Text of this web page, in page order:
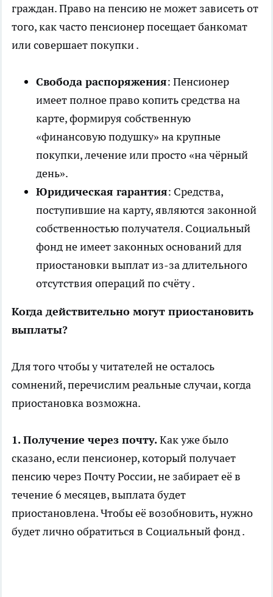
граждан. Право на пенсию не может зависеть от
того, как часто пенсионер посещает банкомат
или совершает покупки .
Свобода распоряжения: Пенсионер
имеет полное право копить средства на
карте, формируя собственную
«финансовую подушку» на крупные
покупки, лечение или просто «на чёрный
день».
Юридическая гарантия: Средства,
поступившие на карту, являются законной
собственностью получателя. Социальный
фонд не имеет законных оснований для
приостановки выплат из-за длительного
отсутствия операций по счёту .
Когда действительно могут приостановить
выплаты?
Для того чтобы у читателей не осталось
сомнений, перечислим реальные случаи, когда
приостановка возможна.
1. Получение через почту.Как уже было
сказано, если пенсионер, который получает
пенсию через Почту России, не забирает её в
течение 6 месяцев, выплата будет
приостановлена. Чтобы её возобновить, нужно
будет лично обратиться в Социальный фонд .